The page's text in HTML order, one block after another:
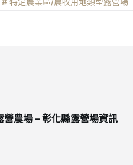
營農場 – 彰化縣露營場資訊